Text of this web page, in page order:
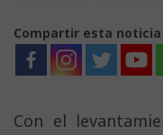
Compartir esta noticia
Con el